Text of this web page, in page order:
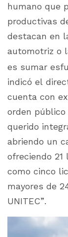
humano que
productivas
destacan en
automotriz o
es sumar
indicó el
cuenta con
orden público
querido
abriendo un
ofreciendo
como cinco
mayores de
UNITEC”.